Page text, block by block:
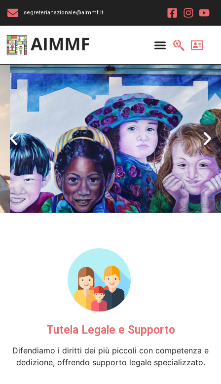
segreterianazionale@aimmf.it
Tutela Legale e Supporto
Difendiamo i diritti dei più piccoli con competenza e
dedizione, offrendo supporto legale specializzato.